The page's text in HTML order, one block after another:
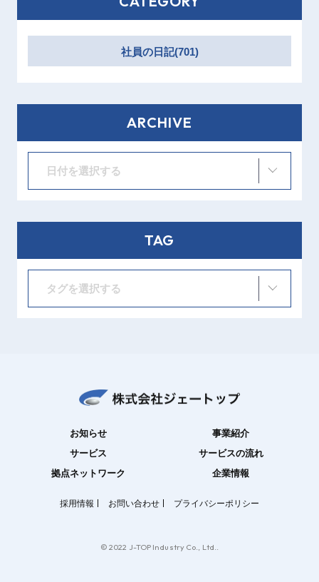
社員の日記(701)
ARCHIVE
日付を選択する
TAG
タグを選択する
お知らせ
事業紹介
サービス
サービスの流れ
拠点ネットワーク
企業情報
採用情報 お問い合わせ プライバシーポリシー
© 2022 J-TOP Industry Co., Ltd..